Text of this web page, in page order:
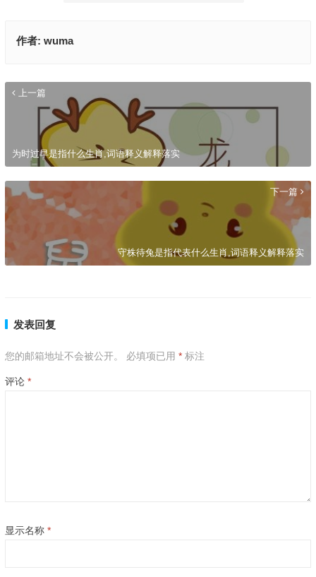
作者: wuma
上一篇
为时过早是指什么生肖,词语释义解释落实
下一篇
守株待兔是指代表什么生肖,词语释义解释落实
发表回复
您的邮箱地址不会被公开。 必填项已用 *标注
评论 *
显示名称 *